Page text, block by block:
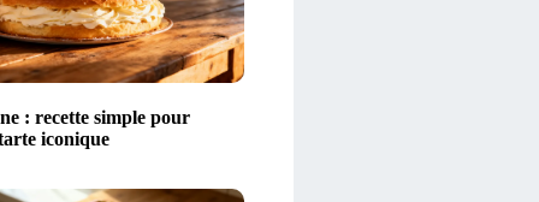
: recette simple pour
iconique